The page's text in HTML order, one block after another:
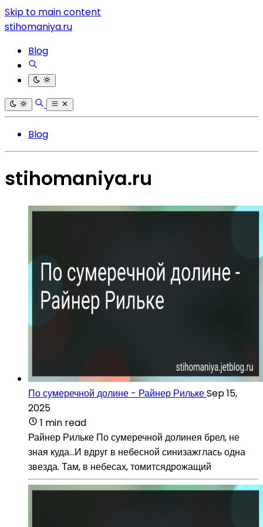
Skip to main content
stihomaniya.ru
Blog
Blog
stihomaniya.ru
По сумеречной долине - Райнер РилькеSep 15,
2025
1 min read
Райнер Рильке По сумеречной долинея брел, не
зная куда...И вдруг в небесной синизажглась одна
звезда. Там, в небесах, томитсядрожащий